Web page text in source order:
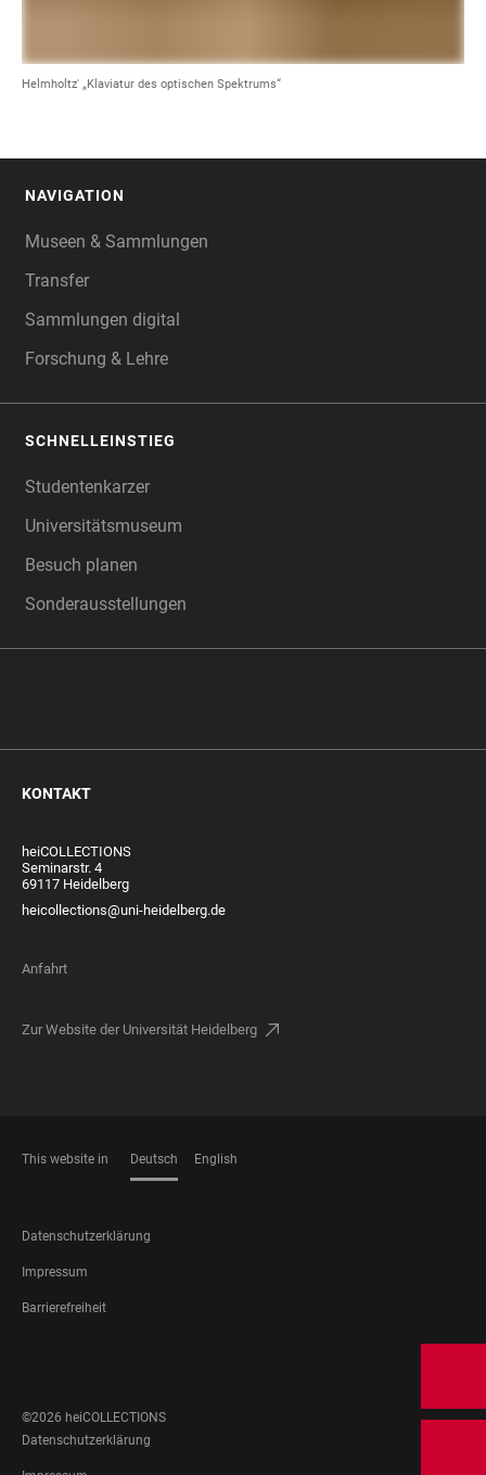
Helmholtz' „Klaviatur des optischen Spektrums“
NAVIGATION
Museen & Sammlungen
Transfer
Sammlungen digital
Forschung & Lehre
SCHNELLEINSTIEG
Studentenkarzer
Universitätsmuseum
Besuch planen
Sonderausstellungen
KONTAKT
heiCOLLECTIONS
Seminarstr. 4
69117 Heidelberg
heicollections@uni-heidelberg.de
Anfahrt
Zur Website der Universität Heidelberg
This website in Deutsch English
FOOTER
LEGAL
Datenschutzerklärung
Impressum
Barrierefreiheit
MEDIA
©2026 heiCOLLECTIONS
FOOTER
LEGAL
Datenschutzerklärung